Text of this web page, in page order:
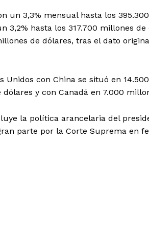
un 3,3% mensual hasta los
3,2% hasta los 317.700 millones
de dólares, tras el dato
Unidos con China se situó en
y con Canadá en 7.000
la política arancelaria del
parte por la Corte Suprema en